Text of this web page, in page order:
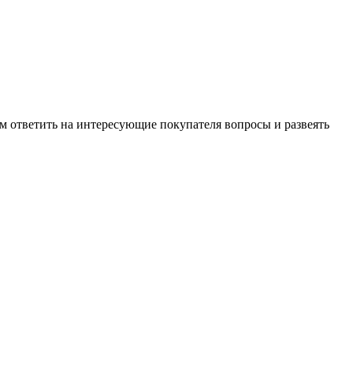
на интересующие покупателя вопросы и развеять